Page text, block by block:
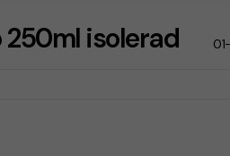
250ml isolerad